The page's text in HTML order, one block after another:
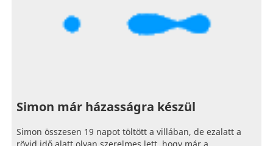
Simon már házasságra készül
Simon összesen 19 napot töltött a villában, de ezalatt a